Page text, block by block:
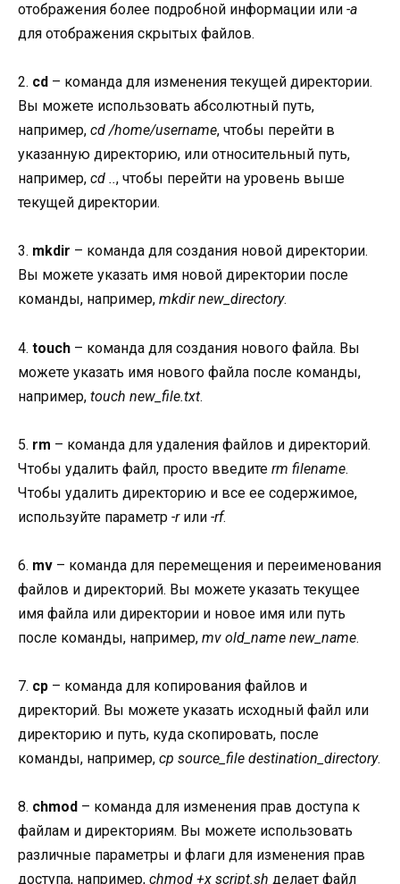
отображения более подробной информации или -a
для отображения скрытых файлов.
2. cd – команда для изменения текущей директории.
Вы можете использовать абсолютный путь,
например, cd /home/username, чтобы перейти в
указанную директорию, или относительный путь,
например, cd .., чтобы перейти на уровень выше
текущей директории.
3. mkdir – команда для создания новой директории.
Вы можете указать имя новой директории после
команды, например, mkdir new_directory.
4. touch – команда для создания нового файла. Вы
можете указать имя нового файла после команды,
например, touch new_file.txt.
5. rm – команда для удаления файлов и директорий.
Чтобы удалить файл, просто введите rm filename.
Чтобы удалить директорию и все ее содержимое,
используйте параметр -rили -rf.
6. mv – команда для перемещения и переименования
файлов и директорий. Вы можете указать текущее
имя файла или директории и новое имя или путь
после команды, например, mv old_name new_name.
7. cp – команда для копирования файлов и
директорий. Вы можете указать исходный файл или
директорию и путь, куда скопировать, после
команды, например, cp source_file destination_directory.
8. chmod – команда для изменения прав доступа к
файлам и директориям. Вы можете использовать
различные параметры и флаги для изменения прав
доступа, например, chmod +x script.sh делает файл